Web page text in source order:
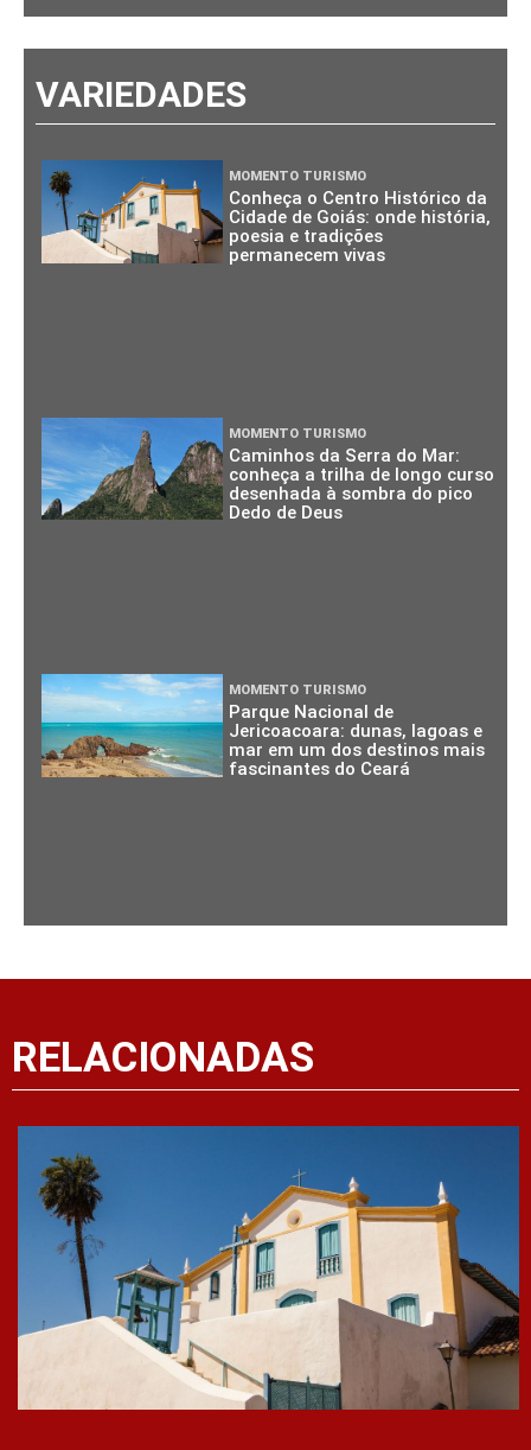
VARIEDADES
MOMENTO TURISMO
Conheça o Centro Histórico da
Cidade de Goiás: onde história,
poesia e tradições
permanecem vivas
MOMENTO TURISMO
Caminhos da Serra do Mar:
conheça a trilha de longo curso
desenhada à sombra do pico
Dedo de Deus
MOMENTO TURISMO
Parque Nacional de
Jericoacoara: dunas, lagoas e
mar em um dos destinos mais
fascinantes do Ceará
RELACIONADAS